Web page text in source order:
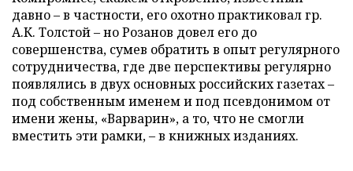
давно – в частности, его охотно практиковал гр.
А.К. Толстой – но Розанов довел его до
совершенства, сумев обратить в опыт регулярного
сотрудничества, где две перспективы регулярно
появлялись в двух основных российских газетах –
под собственным именем и под псевдонимом от
имени жены, «Варварин», а то, что не смогли
вместить эти рамки, – в книжных изданиях.